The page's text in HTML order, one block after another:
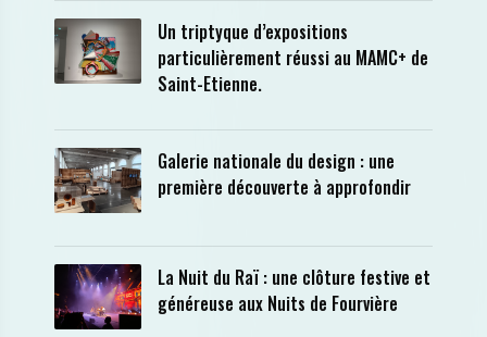
Un triptyque d’expositions
particulièrement réussi au MAMC+ de
Saint-Etienne.
Galerie nationale du design : une
première découverte à approfondir
La Nuit du Raï : une clôture festive et
généreuse aux Nuits de Fourvière